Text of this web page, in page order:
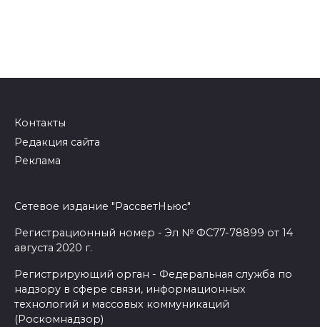
Контакты
Редакция сайта
Реклама
Сетевое издание "РассветНьюс"
Регистрационный номер - Эл № ФС77-78899 от 14
августа 2020 г.
Регистрирующий орган - Федеральная служба по
надзору в сфере связи, информационных
технологий и массовых коммуникаций
(Роскомнадзор)